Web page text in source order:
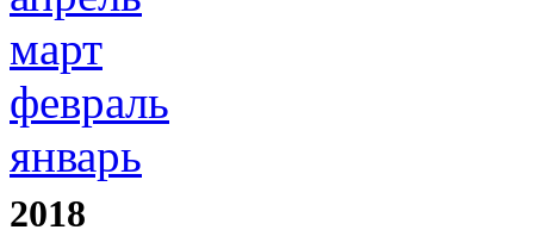
март
февраль
январь
2018